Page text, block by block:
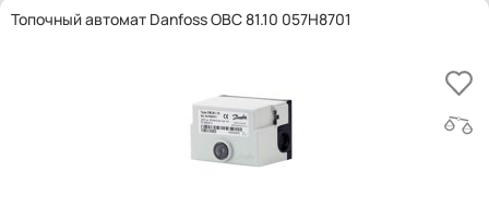
Топочный автомат Danfoss OBC 81.10 057H8701